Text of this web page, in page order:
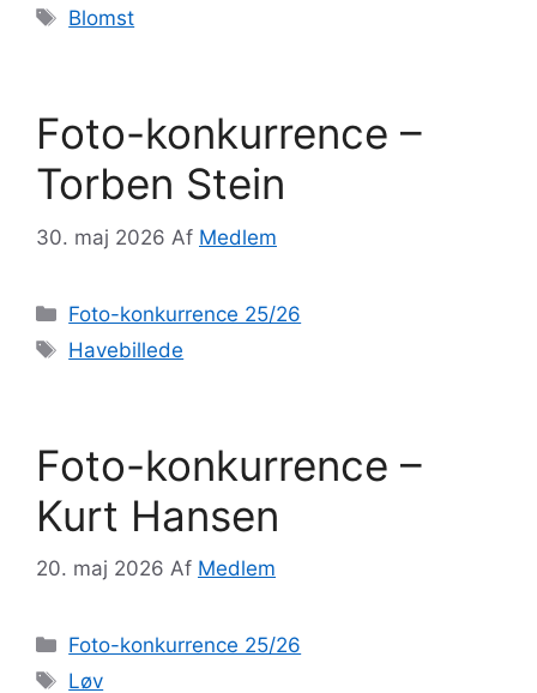
Tags
Blomst
Foto-konkurrence –
Torben Stein
30. maj 2026 Af Medlem
Kategorier
Foto-konkurrence 25/26
Tags
Havebillede
Foto-konkurrence –
Kurt Hansen
20. maj 2026 Af Medlem
Kategorier
Foto-konkurrence 25/26
Tags
Løv